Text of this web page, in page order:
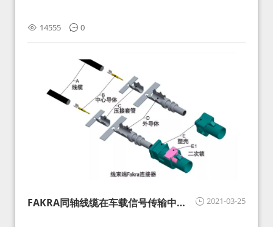
14555 0
2021-03-25
FAKRA同轴线缆在车载信号传输中的